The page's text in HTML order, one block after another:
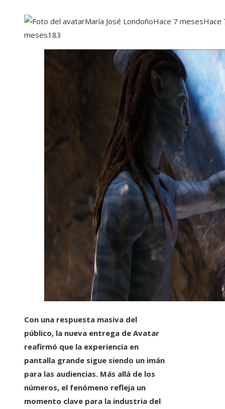
María José LondoñoHace 7 mesesHace
meses183
Con una respuesta masiva del
público, la nueva entrega de Avatar
reafirmó que la experiencia en
pantalla grande sigue siendo un imán
para las audiencias. Más allá de los
números, el fenómeno refleja un
momento clave para la industria del